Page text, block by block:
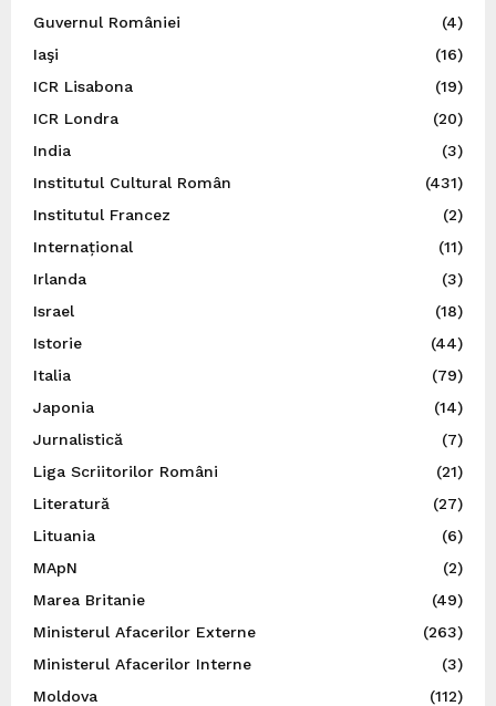
Guvernul României
(4)
Iaşi
(16)
ICR Lisabona
(19)
ICR Londra
(20)
India
(3)
Institutul Cultural Român
(431)
Institutul Francez
(2)
Internațional
(11)
Irlanda
(3)
Israel
(18)
Istorie
(44)
Italia
(79)
Japonia
(14)
Jurnalistică
(7)
Liga Scriitorilor Români
(21)
Literatură
(27)
Lituania
(6)
MApN
(2)
Marea Britanie
(49)
Ministerul Afacerilor Externe
(263)
Ministerul Afacerilor Interne
(3)
Moldova
(112)